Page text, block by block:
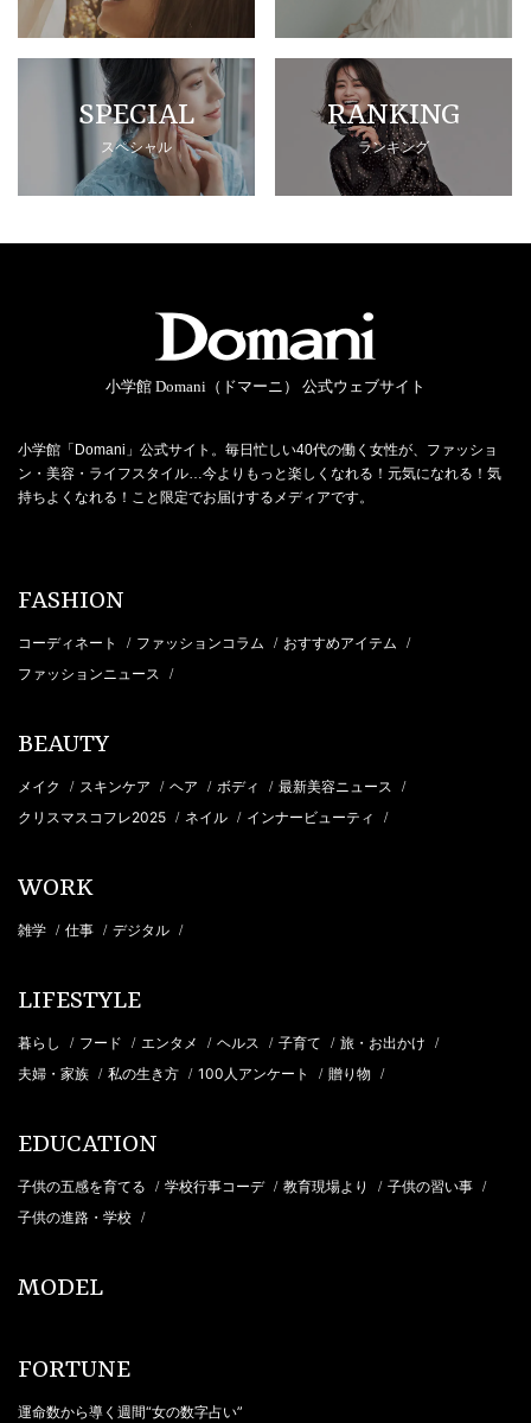
SPECIAL
スペシャル
RANKING
ランキング
小学館 Domani（ドマーニ） 公式ウェブサイト
小学館「Domani」公式サイト。毎日忙しい40代の働く女性が、ファッショ
ン・美容・ライフスタイル…今よりもっと楽しくなれる！元気になれる！気
持ちよくなれる！こと限定でお届けするメディアです。
FASHION
コーディネート / ファッションコラム / おすすめアイテム /
ファッションニュース /
BEAUTY
メイク / スキンケア / ヘア / ボディ / 最新美容ニュース /
クリスマスコフレ2025 / ネイル / インナービューティ /
WORK
雑学 / 仕事 / デジタル /
LIFESTYLE
暮らし / フード / エンタメ / ヘルス / 子育て / 旅・お出かけ /
夫婦・家族 / 私の生き方 / 100人アンケート / 贈り物 /
EDUCATION
子供の五感を育てる / 学校行事コーデ / 教育現場より / 子供の習い事 /
子供の進路・学校 /
MODEL
FORTUNE
運命数から導く週間“女の数字占い”